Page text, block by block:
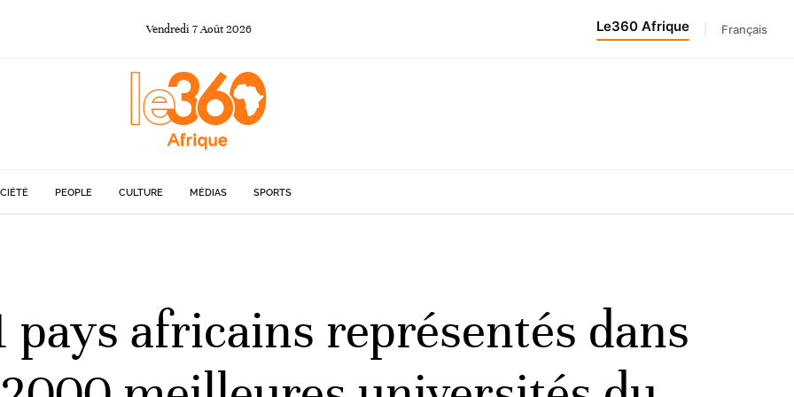
Vendredi 7Août 2026 Le360 Afrique Français
PEOPLE CULTURE MÉDIAS SPORTS
pays africains représentés dans